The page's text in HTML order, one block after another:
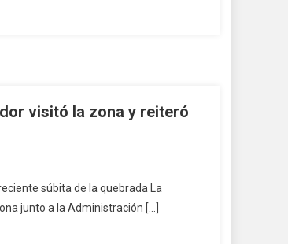
visitó la zona y reiteró
súbita de la quebrada La
junto a la Administración […]